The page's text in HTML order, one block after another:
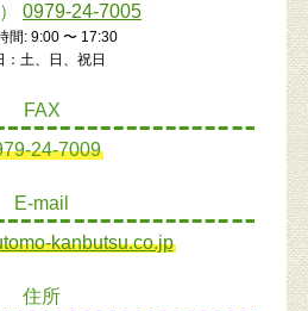
0979-24-7005
間: 9:00 〜 17:30
：土、日、祝日
FAX
24-7009
E-mail
kanbutsu.co.jp
住所